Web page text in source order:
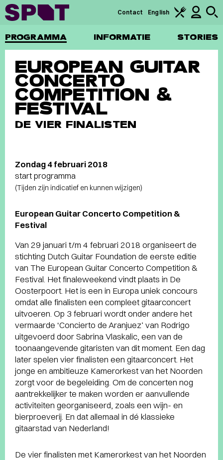
PROGRAMMA INFORMATIE STORIES
Contact English
EUROPEAN GUITAR
CONCERTO
COMPETITION &
FESTIVAL
DE VIER FINALISTEN
Zondag 4 februari 2018
start programma
(Tijden zijn indicatief en kunnen wijzigen)
European Guitar Concerto Competition &
Festival
Van 29 januari t/m 4 februari 2018 organiseert de
stichting Dutch Guitar Foundation de eerste editie
van The European Guitar Concerto Competition &
Festival. Het finaleweekend vindt plaats in De
Oosterpoort. Het is een in Europa uniek concours
omdat alle finalisten een compleet gitaarconcert
uitvoeren. Op 3 februari wordt onder andere het
vermaarde ‘Concierto de Aranjuez’ van Rodrigo
uitgevoerd door Sabrina Vlaskalic, een van de
toonaangevende gitaristen van dit moment. Een dag
later spelen vier finalisten een gitaarconcert. Het
jonge en ambitieuze Kamerorkest van het Noorden
zorgt voor de begeleiding. Om de concerten nog
aantrekkelijker te maken worden er aanvullende
activiteiten georganiseerd, zoals een wijn- en
bierproeverij. En dat allemaal in dé klassieke
gitaarstad van Nederland!
De vier finalisten met Kamerorkest van het Noorden